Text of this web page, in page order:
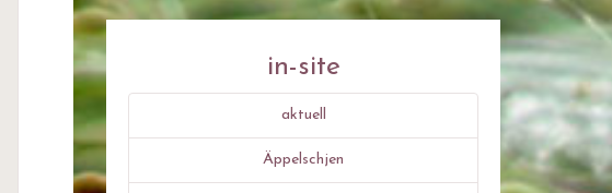
in-site
aktuell
Äppelschjen